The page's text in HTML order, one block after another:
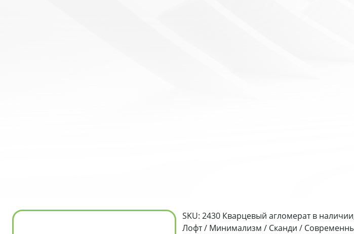
SKU: 2430 Кварцевый агломерат в
Лофт / Минимализм / Сканди /